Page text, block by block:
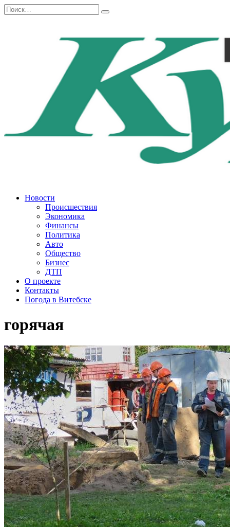
Перейти
к
Search
for:
Новости
Происшествия
Экономика
Финансы
Политика
Авто
Общество
Бизнес
ДТП
О проекте
Контакты
Погода в Витебске
горячая